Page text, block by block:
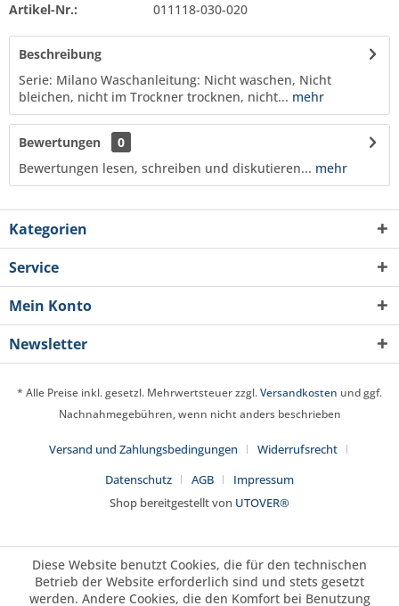
Artikel-Nr.: 011118-030-020
Beschreibung
Serie: Milano Waschanleitung: Nicht waschen, Nicht
bleichen, nicht im Trockner trocknen, nicht... mehr
Bewertungen
0
Bewertungen lesen, schreiben und diskutieren... mehr
Kategorien
Service
Mein Konto
Newsletter
* Alle Preise inkl. gesetzl. Mehrwertsteuer zzgl.Versandkosten und ggf.
Nachnahmegebühren, wenn nicht anders beschrieben
Versand und Zahlungsbedingungen
Widerrufsrecht
Datenschutz
AGB
Impressum
Shop bereitgestellt von UTOVER®
Diese Website benutzt Cookies, die für den technischen
Betrieb der Website erforderlich sind und stets gesetzt
werden. Andere Cookies, die den Komfort bei Benutzung